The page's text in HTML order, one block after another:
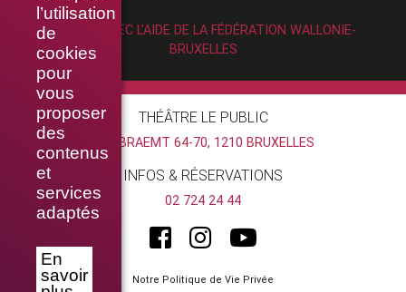
l’utilisation
de
cookies
pour
vous
proposer
des
contenus
et
services
adaptés
En
savoir
RÉALISÉ AVEC L’AIDE DE LA FÉDÉRATION WALLONIE-
BRUXELLES
THÉÂTRE LE PUBLIC
RUE BRAEMT 64-70, 1210 BRUXELLES
INFOS & RÉSERVATIONS
02 724 24 44
Notre Politique de Vie Privée